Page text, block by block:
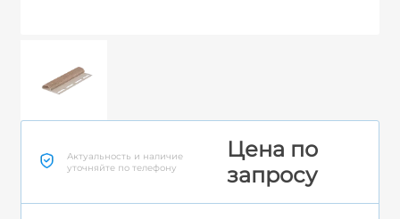
Актуальность и наличие
уточняйте по телефону
Цена по
запросу